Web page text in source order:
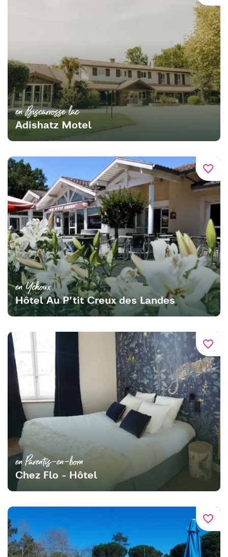
en Biscarrosse lac
Adishatz Motel
favorite_border
en Ychoux
Hôtel Au P'tit Creux des Landes
favorite_border
en Parentis-en-born
Chez Flo - Hôtel
favorite_border